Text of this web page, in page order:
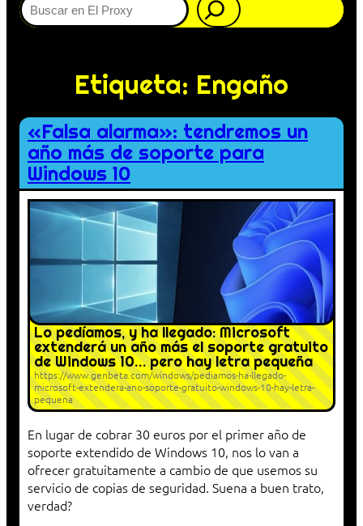
Etiqueta: Engaño
«Falsa alarma»: tendremos un
año más de soporte para
Windows 10
Lo pedíamos, y ha llegado: Microsoft
extenderá un año más el soporte gratuito
de Windows 10… pero hay letra pequeña
https://www.genbeta.com/windows/pediamos-ha-llegado-
microsoft-extendera-ano-soporte-gratuito-windows-10-hay-letra-
pequena
En lugar de cobrar 30 euros por el primer año de
soporte extendido de Windows 10, nos lo van a
ofrecer gratuitamente a cambio de que usemos su
servicio de copias de seguridad. Suena a buen trato,
verdad?